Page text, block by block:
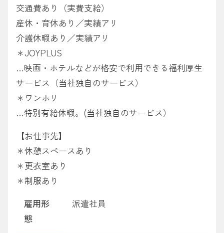
交通費あり（実費支給）
産休・育休あり／実績アリ
介護休暇あり／実績アリ
＊JOYPLUS
…映画・ホテルなどが格安で利用できる福利厚生
サービス（当社独自のサービス）
＊ワンホリ
…特別有給休暇。(当社独自のサービス）
【お仕事先】
＊休憩スペースあり
＊更衣室あり
＊制服あり
雇用形
態
派遣社員